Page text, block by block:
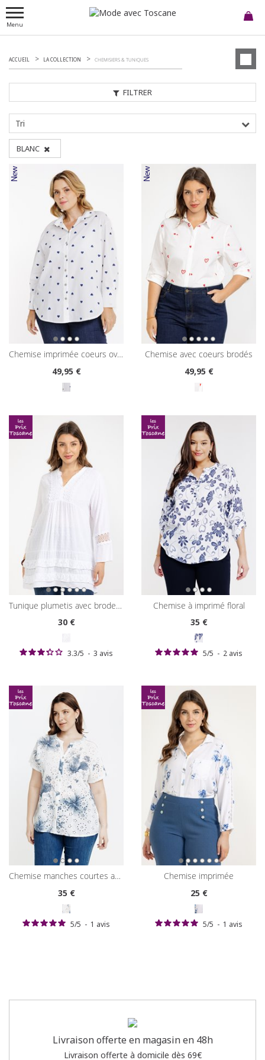
Menu
FILTRER
ACCUEIL LA COLLECTION CHEMISIERS & TUNIQUES
Tri
BLANC
chemise imprimée coeurs oversized
49,95 €
chemise avec coeurs brodés
49,95 €
tunique plumetis avec broderies
30€
3.3/5 - 3 avis
chemise à imprimé floral
35€
5/5 - 2 avis
chemise manches courtes avec broderies
35€
5/5 - 1 avis
chemise imprimée
25€
5/5 - 1 avis
Livraison offerte en magasin en 48h
Livraison offerte à domicile dès 69€